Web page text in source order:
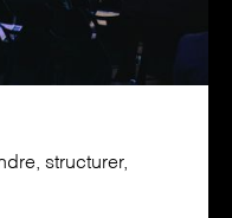
structurer,